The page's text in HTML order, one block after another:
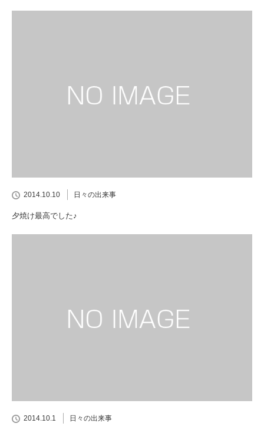
2014.10.10 日々の出来事
夕焼け最高でした♪
2014.10.1 日々の出来事